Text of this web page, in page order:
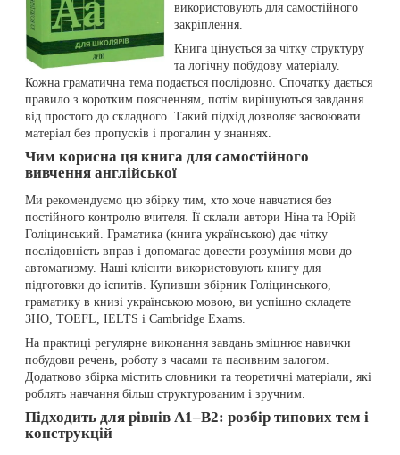
використовують для самостійного
закріплення.
Книга цінується за чітку структуру
та логічну побудову матеріалу.
Кожна граматична тема подається послідовно. Спочатку дається
правило з коротким поясненням, потім вирішуються завдання
від простого до складного. Такий підхід дозволяє засвоювати
матеріал без пропусків і прогалин у знаннях.
Чим корисна ця книга для самостійного
вивчення англійської
Ми рекомендуємо цю збірку тим, хто хоче навчатися без
постійного контролю вчителя. Її склали автори Ніна та Юрій
Голіцинський. Граматика (книга українською) дає чітку
послідовність вправ і допомагає довести розуміння мови до
автоматизму. Наші клієнти використовують книгу для
підготовки до іспитів. Купивши збірник Голіцинського,
граматику в книзі українською мовою, ви успішно складете
ЗНО, TOEFL, IELTS і Cambridge Exams.
На практиці регулярне виконання завдань зміцнює навички
побудови речень, роботу з часами та пасивним залогом.
Додатково збірка містить словники та теоретичні матеріали, які
роблять навчання більш структурованим і зручним.
Підходить для рівнів A1–B2: розбір типових тем і
конструкцій